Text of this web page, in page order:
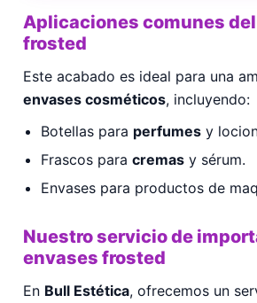
Aplicaciones comunes
frosted
Este acabado es ideal para una
envases cosméticos, incluyendo:
Botellas para perfumes y
Frascos para cremas y sérum.
Envases para productos de
Nuestro servicio de
envases frosted
En Bull Estética, ofrecemos un